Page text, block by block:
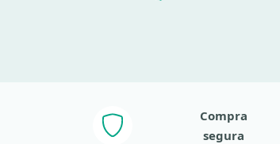
Compra
segura